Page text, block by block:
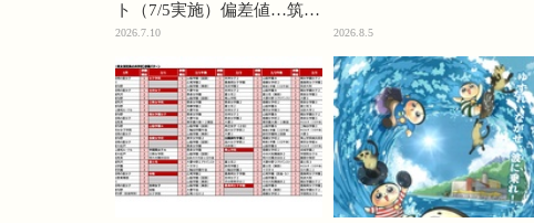
ト（7/5実施）偏差値…筑駒
74・桜蔭70＜PR＞
2026.7.10 2026.8.5